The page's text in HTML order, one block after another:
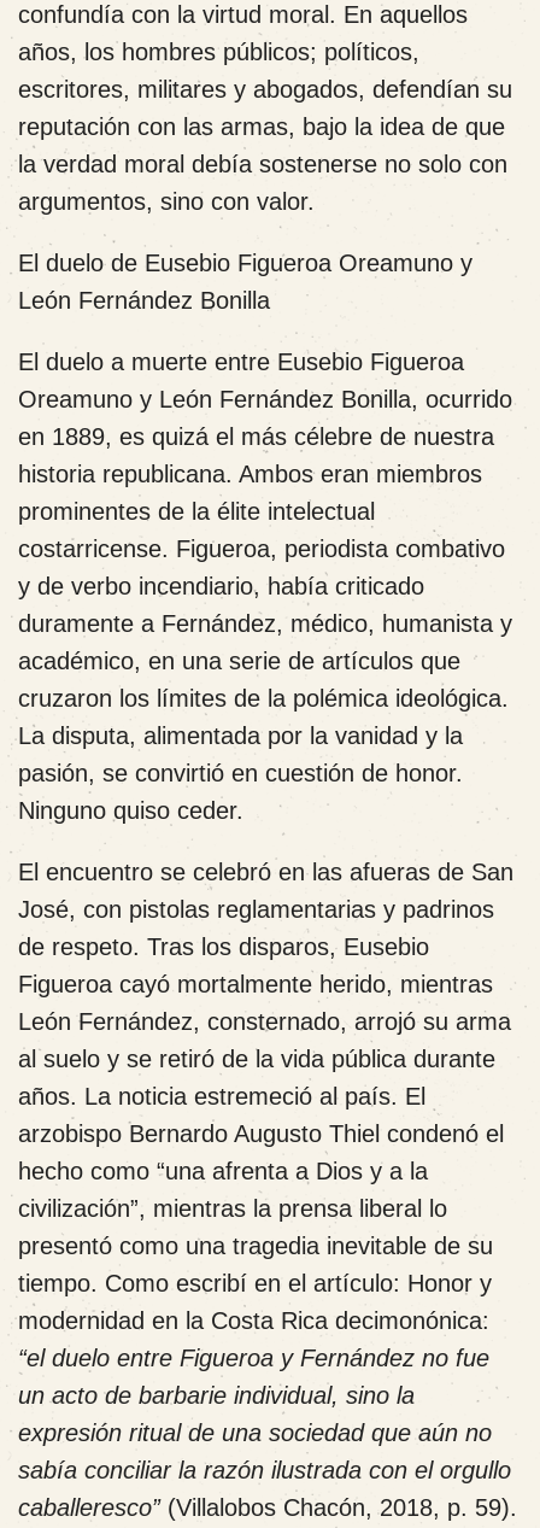
confundía con la virtud moral. En aquellos
años, los hombres públicos; políticos,
escritores, militares y abogados, defendían su
reputación con las armas, bajo la idea de que
la verdad moral debía sostenerse no solo con
argumentos, sino con valor.
El duelo de Eusebio Figueroa Oreamuno y
León Fernández Bonilla
El duelo a muerte entre Eusebio Figueroa
Oreamuno y León Fernández Bonilla, ocurrido
en 1889, es quizá el más célebre de nuestra
historia republicana. Ambos eran miembros
prominentes de la élite intelectual
costarricense. Figueroa, periodista combativo
y de verbo incendiario, había criticado
duramente a Fernández, médico, humanista y
académico, en una serie de artículos que
cruzaron los límites de la polémica ideológica.
La disputa, alimentada por la vanidad y la
pasión, se convirtió en cuestión de honor.
Ninguno quiso ceder.
El encuentro se celebró en las afueras de San
José, con pistolas reglamentarias y padrinos
de respeto. Tras los disparos, Eusebio
Figueroa cayó mortalmente herido, mientras
León Fernández, consternado, arrojó su arma
al suelo y se retiró de la vida pública durante
años. La noticia estremeció al país. El
arzobispo Bernardo Augusto Thiel condenó el
hecho como “una afrenta a Dios y a la
civilización”, mientras la prensa liberal lo
presentó como una tragedia inevitable de su
tiempo. Como escribí en el artículo: Honor y
modernidad en la Costa Rica decimonónica:
“el duelo entre Figueroa y Fernández no fue
un acto de barbarie individual, sino la
expresión ritual de una sociedad que aún no
sabía conciliar la razón ilustrada con el orgullo
caballeresco”(Villalobos Chacón, 2018, p. 59).